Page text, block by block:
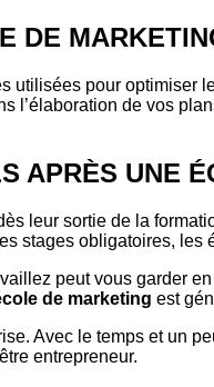
DE
utilisées pour optimiser
l’élaboration de vos
APRÈS UNE
leur sortie de la
stages obligatoires, les
peut vous garder
de marketing est
Avec le temps et un
entrepreneur.